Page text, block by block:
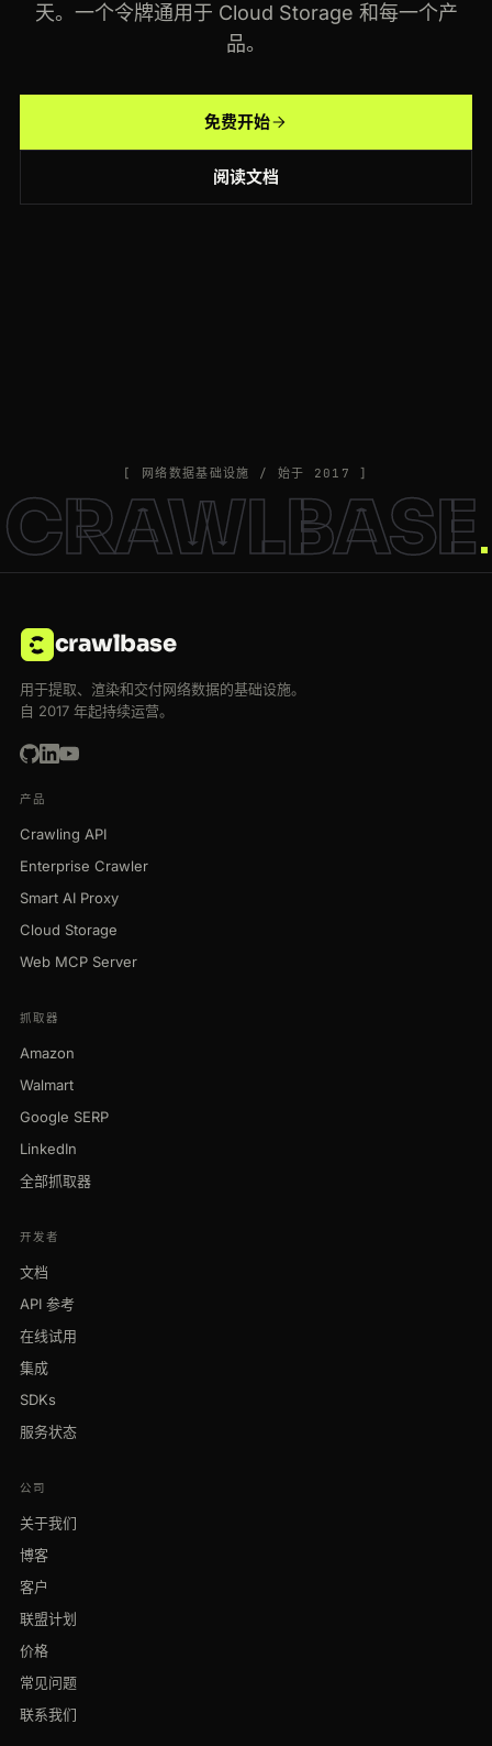
天。一个令牌通用于 Cloud Storage 和每一个产
品。
免费开始
阅读文档
[ 网络数据基础设施 / 始于 2017 ]
CRAWLBASE
crawlbase
用于提取、渲染和交付网络数据的基础设施。
自 2017 年起持续运营。
产品
Crawling API
Enterprise Crawler
Smart AI Proxy
Cloud Storage
Web MCP Server
抓取器
Amazon
Walmart
Google SERP
LinkedIn
全部抓取器
开发者
文档
API 参考
在线试用
集成
SDKs
服务状态
公司
关于我们
博客
客户
联盟计划
价格
常见问题
联系我们